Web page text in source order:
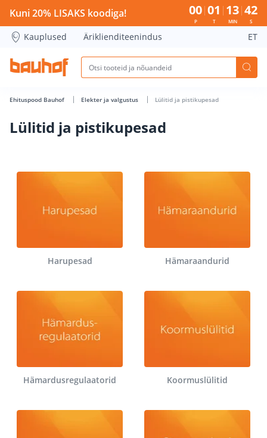
Lülitid ja pistikupesad - Bauhof has loaded
Kuni 20% LISAKS koodiga! 00
P
01
T
13
MIN
41
S
Kauplused Äriklienditeenindus ET
Ehituspood Bauhof Elekter ja valgustus Lülitid ja pistikupesad
Lülitid ja pistikupesad
Harupesad Hämaraandurid
Hämardusregulaatorid Koormuslülitid